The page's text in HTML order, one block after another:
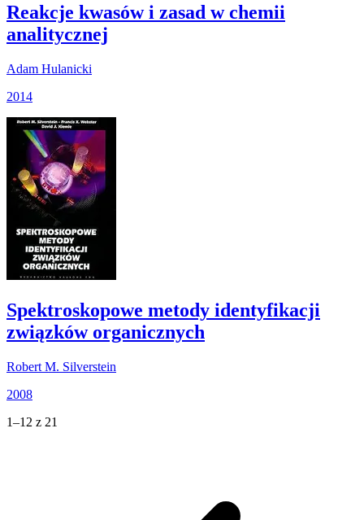
Reakcje kwasów i zasad w chemii
analitycznej
Adam Hulanicki
2014
Spektroskopowe metody identyfikacji
związków organicznych
Robert M. Silverstein
2008
1–12 z 21